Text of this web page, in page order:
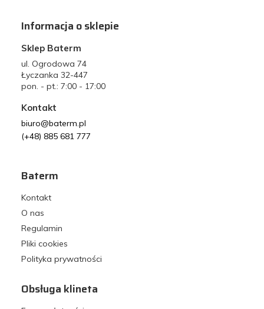
Informacja o sklepie
Sklep Baterm
ul. Ogrodowa 74
Łyczanka 32-447
pon. - pt.: 7:00 - 17:00
Kontakt
biuro@baterm.pl
(+48) 885 681 777
Baterm
Kontakt
O nas
Regulamin
Pliki cookies
Polityka prywatności
Obsługa klineta